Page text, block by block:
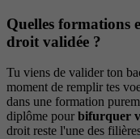
Quelles formations
droit validée ?
Tu viens de valider ton
moment de remplir tes
dans une formation
diplôme pour bifurquer
droit reste l'une des